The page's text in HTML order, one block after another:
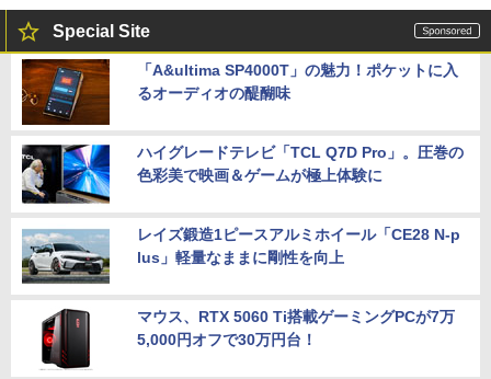
Special Site
「A&ultima SP4000T」の魅力！ポケットに入
るオーディオの醍醐味
ハイグレードテレビ「TCL Q7D Pro」。圧巻の
色彩美で映画＆ゲームが極上体験に
レイズ鍛造1ピースアルミホイール「CE28 N-p
lus」軽量なままに剛性を向上
マウス、RTX 5060 Ti搭載ゲーミングPCが7万
5,000円オフで30万円台！